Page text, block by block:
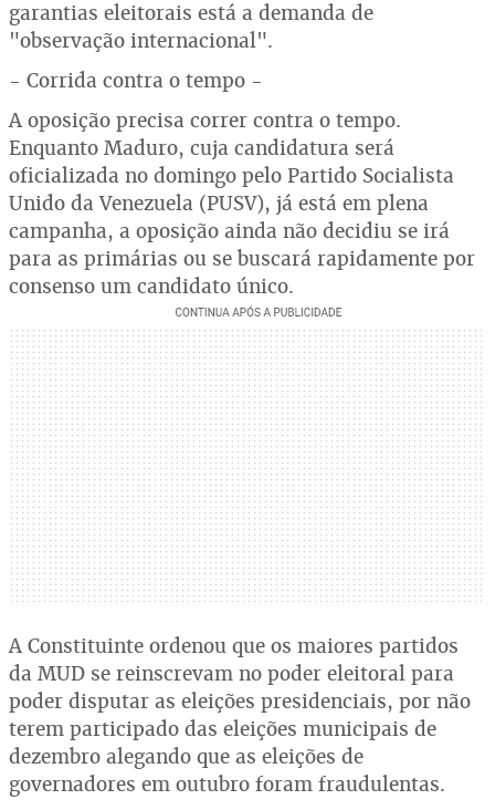
garantias eleitorais está a demanda de
"observação internacional".
- Corrida contra o tempo -
A oposição precisa correr contra o tempo.
Enquanto Maduro, cuja candidatura será
oficializada no domingo pelo Partido Socialista
Unido da Venezuela (PUSV), já está em plena
campanha, a oposição ainda não decidiu se irá
para as primárias ou se buscará rapidamente por
consenso um candidato único.
A Constituinte ordenou que os maiores partidos
da MUD se reinscrevam no poder eleitoral para
poder disputar as eleições presidenciais, por não
terem participado das eleições municipais de
dezembro alegando que as eleições de
governadores em outubro foram fraudulentas.